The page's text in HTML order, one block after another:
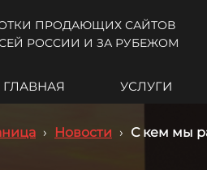
ПРОДАЮЩИХ САЙТОВ
РОССИИ И ЗА РУБЕЖОМ
ГЛАВНАЯ УСЛУГИ
› Новости › С кем мы